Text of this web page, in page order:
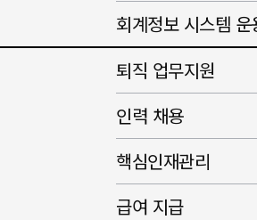
회계정보 시스템 운
퇴직 업무지원
인력 채용
핵심인재관리
급여 지급